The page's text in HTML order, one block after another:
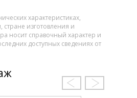
характеристиках,
стране изготовления и
носит справочный характер и
доступных сведениях от